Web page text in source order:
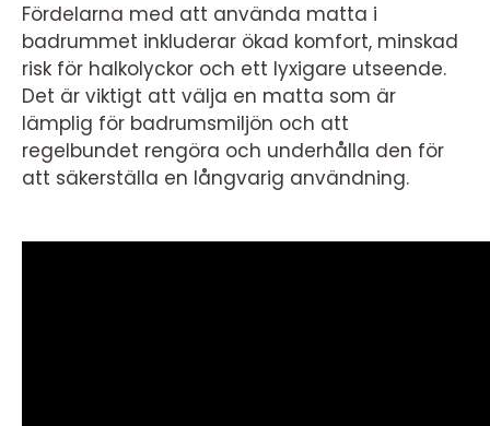
Fördelarna med att använda matta i
badrummet inkluderar ökad komfort, minskad
risk för halkolyckor och ett lyxigare utseende.
Det är viktigt att välja en matta som är
lämplig för badrumsmiljön och att
regelbundet rengöra och underhålla den för
att säkerställa en långvarig användning.